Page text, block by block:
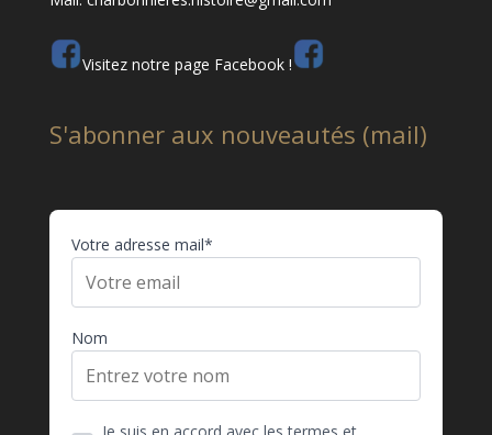
Visitez notre page Facebook !
S'abonner aux nouveautés (mail)
Votre adresse mail*
Nom